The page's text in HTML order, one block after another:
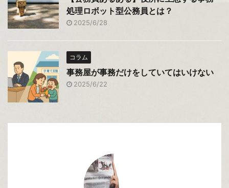
処理ロボット型公務員とは？
2025/6/28
コラム
事務屋が事務だけをしていてはいけない
2025/6/22